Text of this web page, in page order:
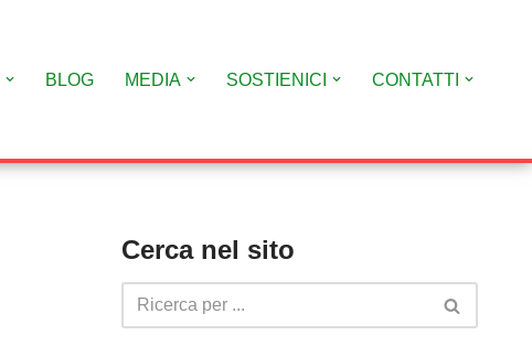
BLOG MEDIA SOSTIENICI CONTATTI
Cerca nel sito